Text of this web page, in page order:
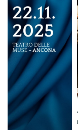
Alba Vitae, il vino
ricavato al Centro